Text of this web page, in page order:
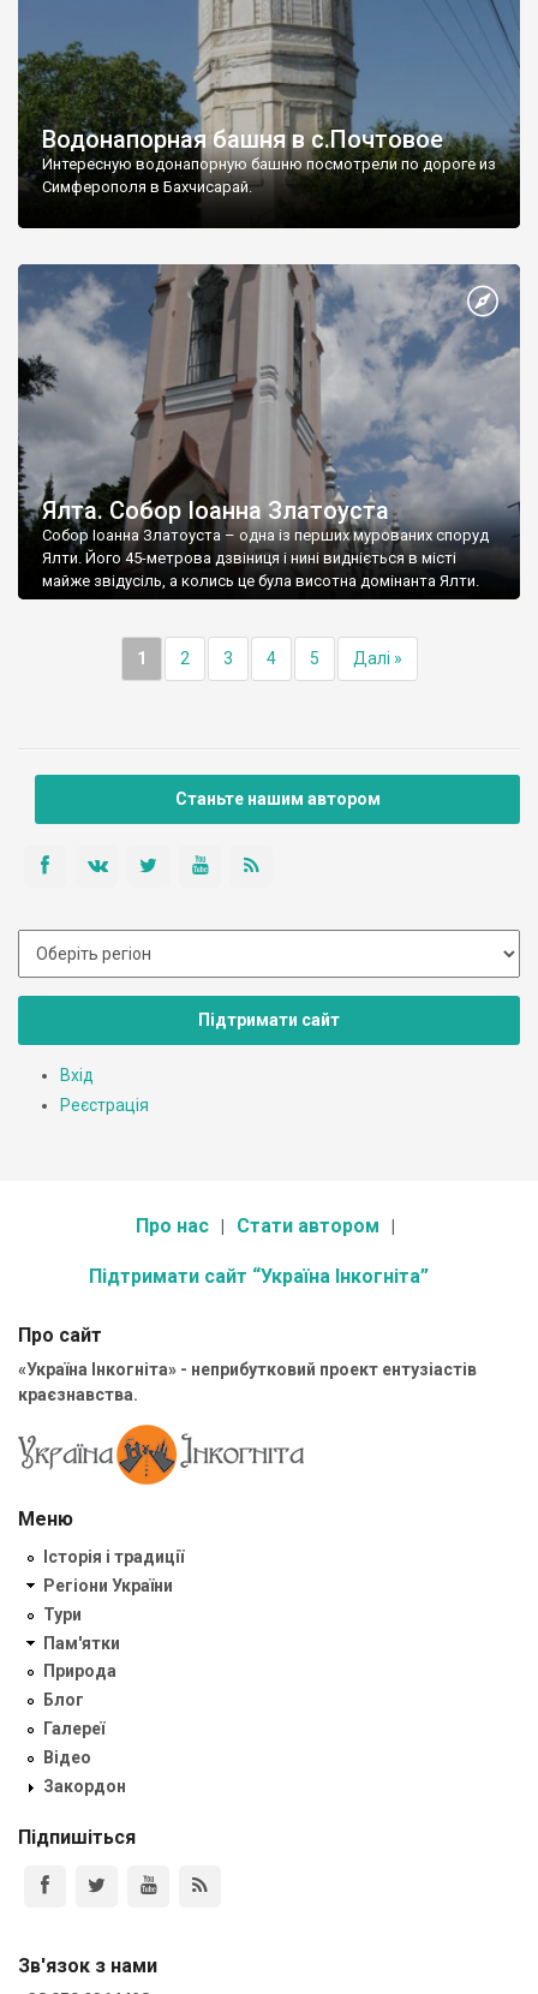
Водонапорная башня в с.Почтовое
Интересную водонапорную башню посмотрели по дороге из
Симферополя в Бахчисарай.
Ялта. Собор Іоанна Златоуста
Собор Іоанна Златоуста – одна із перших мурованих споруд
Ялти. Його 45-метрова дзвіниця і нині видніється в місті
майже звідусіль, а колись це була висотна домінанта Ялти.
1 2 3 4 5 Далі »
Станьте нашим автором
Підтримати сайт
Вхід
Реєстрація
Про нас Стати автором
Підтримати сайт “Україна Інкогніта”
Про сайт
«Україна Інкогніта» - неприбутковий проект ентузіастів
краєзнавства.
Меню
Історія і традиції
Регіони України
Тури
Пам'ятки
Природа
Блог
Галереї
Відео
Закордон
Підпишіться
Зв'язок з нами